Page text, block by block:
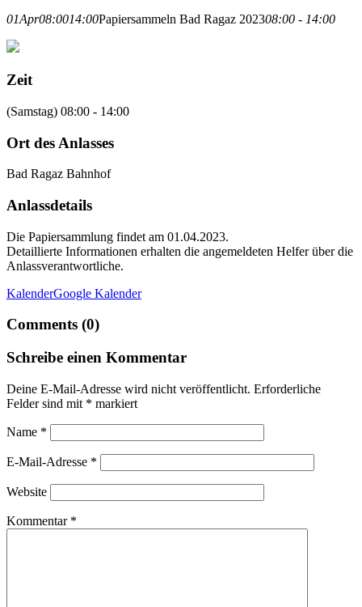
01Apr08:0014:00Papiersammeln Bad Ragaz 202308:00 - 14:00
Zeit
(Samstag) 08:00 - 14:00
Ort des Anlasses
Bad Ragaz Bahnhof
Anlassdetails
Die Papiersammlung findet am 01.04.2023.
Detaillierte Informationen erhalten die angemeldeten Helfer über die
Anlassverantwortliche.
KalenderGoogle Kalender
Comments (0)
Schreibe einen Kommentar
Deine E-Mail-Adresse wird nicht veröffentlicht. Erforderliche
Felder sind mit * markiert
Name *
E-Mail-Adresse *
Website
Kommentar *